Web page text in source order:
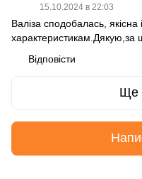
15.10.2024 в 22:03
Валіза сподобалась, якісна
характеристикам.Дякую,за
Відповісти
Ще